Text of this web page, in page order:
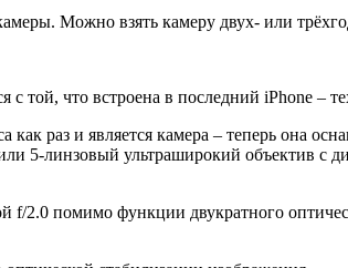
Можно взять камеру двух- или
с той, что встроена в последний iPhone –
раз и является камера – теперь она
5-линзовый ультраширокий объектив
f/2.0 помимо функции двукратного